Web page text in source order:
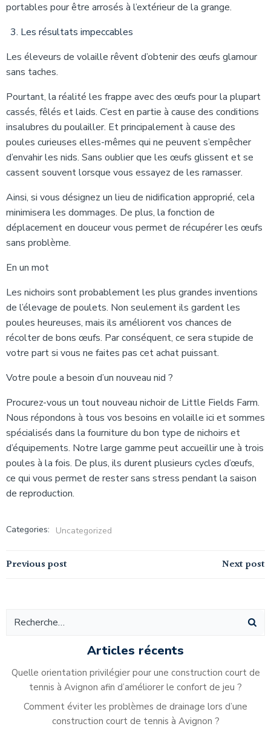
portables pour être arrosés à l’extérieur de la grange.
Les résultats impeccables
Les éleveurs de volaille rêvent d’obtenir des œufs glamour
sans taches.
Pourtant, la réalité les frappe avec des œufs pour la plupart
cassés, fêlés et laids. C’est en partie à cause des conditions
insalubres du poulailler. Et principalement à cause des
poules curieuses elles-mêmes qui ne peuvent s’empêcher
d’envahir les nids. Sans oublier que les œufs glissent et se
cassent souvent lorsque vous essayez de les ramasser.
Ainsi, si vous désignez un lieu de nidification approprié, cela
minimisera les dommages. De plus, la fonction de
déplacement en douceur vous permet de récupérer les œufs
sans problème.
En un mot
Les nichoirs sont probablement les plus grandes inventions
de l’élevage de poulets. Non seulement ils gardent les
poules heureuses, mais ils améliorent vos chances de
récolter de bons œufs. Par conséquent, ce sera stupide de
votre part si vous ne faites pas cet achat puissant.
Votre poule a besoin d’un nouveau nid ?
Procurez-vous un tout nouveau nichoir de Little Fields Farm.
Nous répondons à tous vos besoins en volaille ici et sommes
spécialisés dans la fourniture du bon type de nichoirs et
d’équipements. Notre large gamme peut accueillir une à trois
poules à la fois. De plus, ils durent plusieurs cycles d’œufs,
ce qui vous permet de rester sans stress pendant la saison
de reproduction.
Categories: Uncategorized
Navigation
l’article
Previous post Navigation
Next post
Articles récents
Quelle orientation privilégier pour une construction court de
tennis à Avignon afin d’améliorer le confort de jeu ?
Comment éviter les problèmes de drainage lors d’une
construction court de tennis à Avignon ?